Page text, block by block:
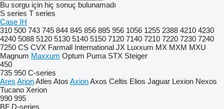
Bu sorgu için hiç sonuç bulunamadı
S series T series
Case IH
310 500 743 745 844 845 856 885 956 1056 1255 2388 4210 4230
4240 5088 5120 5130 5140 5150 7120 7140 7210 7220 7230 7240
7250 CS CVX Farmall International JX Luxxum MX MXM MXU
Magnum Maxxum Optum Puma STX Steiger
450
735 950 C-series
Ares ArionAtles Atos AxionAxos Celtis Elios Jaguar Lexion Nexos
Tucano Xerion
990 995
BF D-series